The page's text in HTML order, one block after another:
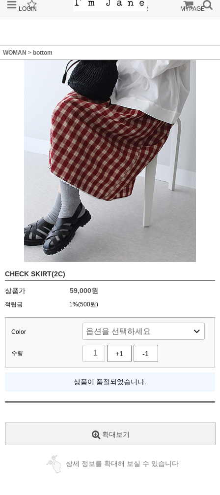
LOGIN ORDER MYPAGE
WOMAN > bottom
CHECK SKIRT(2C)
상품가 59,000원
적립금 1%(500원)
Color
수량 +1 -1
상품이 품절되었습니다.
확대보기
상세 정보를 확대해 보실 수 있습니다